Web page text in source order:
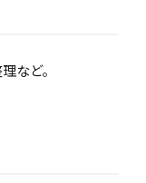
など。